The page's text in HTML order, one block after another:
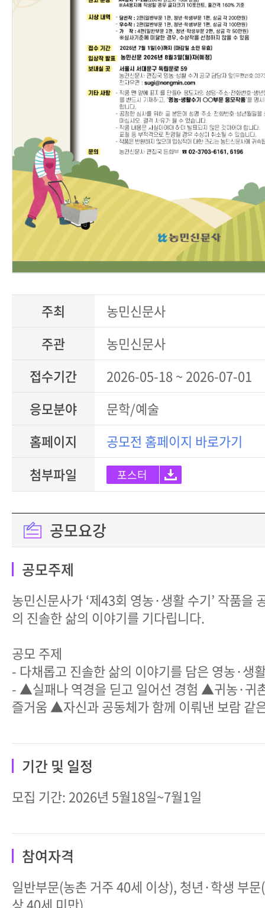
주최
농민신문사
주관
농민신문사
접수기간
2026-05-18 ~ 2026-07-01
응모분야
문학/예술
홈페이지
공모전 홈페이지 바로가기
첨부파일
포스터
공모요강
공모주제
농민신문사가 ‘제43회 영농·생활 수기’ 작품을
의 진솔한 삶의 이야기를 기다립니다.
공모 주제
- 다채롭고 진솔한 삶의 이야기를 담은 영농·생
- ▲실패나 역경을 딛고 일어선 경험 ▲귀농·귀
즐거움 ▲자신과 공동체가 함께 이뤄낸 보람 같
기간 및 일정
모집 기간: 2026년 5월18일~7월1일
참여자격
일반부문(농촌 거주 40세 이상), 청년·학생 부
상 40세 미만)